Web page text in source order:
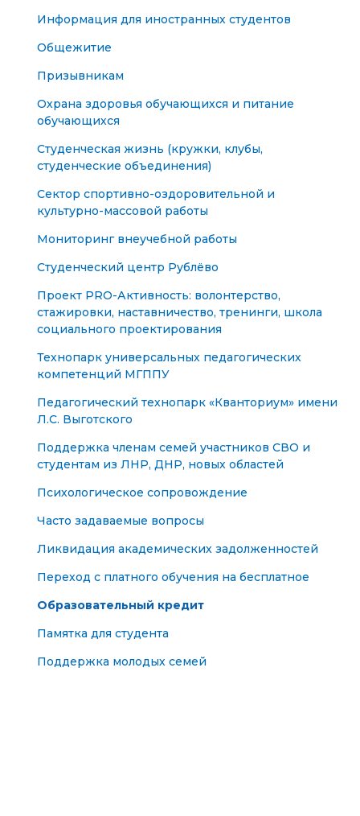
Информация для иностранных студентов
Общежитие
Призывникам
Охрана здоровья обучающихся и питание
обучающихся
Студенческая жизнь (кружки, клубы,
студенческие объединения)
Сектор спортивно-оздоровительной и
культурно-массовой работы
Мониторинг внеучебной работы
Студенческий центр Рублёво
Проект PRO-Активность: волонтерство,
стажировки, наставничество, тренинги, школа
социального проектирования
Технопарк универсальных педагогических
компетенций МГППУ
Педагогический технопарк «Кванториум» имени
Л.С. Выготского
Поддержка членам семей участников СВО и
студентам из ЛНР, ДНР, новых областей
Психологическое сопровождение
Часто задаваемые вопросы
Ликвидация академических задолженностей
Переход с платного обучения на бесплатное
Образовательный кредит
Памятка для студента
Поддержка молодых семей